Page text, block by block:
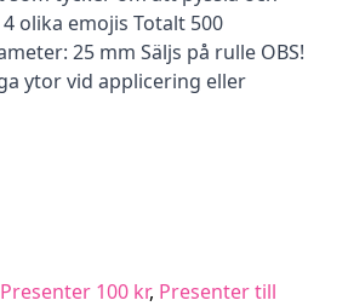
olika emojis Totalt 500
25 mm Säljs på rulle OBS!
ytor vid applicering eller
Presenter 100 kr, Presenter till